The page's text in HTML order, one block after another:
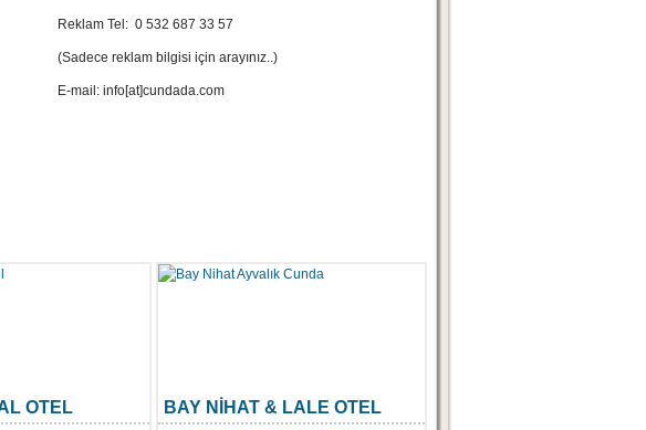
Reklam Tel: 0 532 687 33 57
(Sadece reklam bilgisi için arayınız..)
E-mail: info[at]cundada.com
OTEL BAY NİHAT & LALE OTEL